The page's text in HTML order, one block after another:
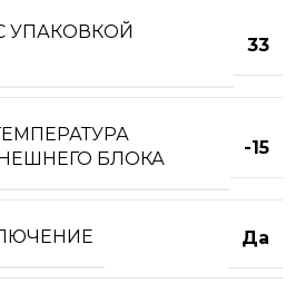
УПАКОВКОЙ
33
БЛОКА
-15
Да